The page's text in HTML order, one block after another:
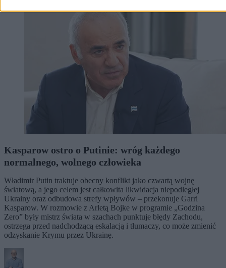
Kasparow ostro o Putinie: wróg każdego
normalnego, wolnego człowieka
Władimir Putin traktuje obecny konflikt jako czwartą wojnę
światową, a jego celem jest całkowita likwidacja niepodległej
Ukrainy oraz odbudowa strefy wpływów – przekonuje Garri
Kasparow. W rozmowie z Arletą Bojke w programie „Godzina
Zero” były mistrz świata w szachach punktuje błędy Zachodu,
ostrzega przed nadchodzącą eskalacją i tłumaczy, co może zmienić
odzyskanie Krymu przez Ukrainę.